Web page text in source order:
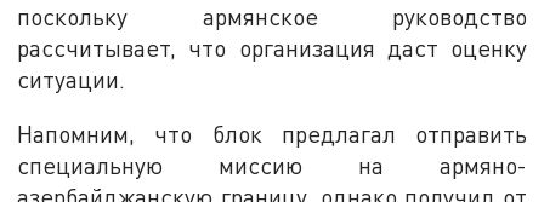
поскольку армянское руководство
рассчитывает, что организация даст оценку
ситуации.
Напомним, что блок предлагал отправить
специальную миссию на армяно-